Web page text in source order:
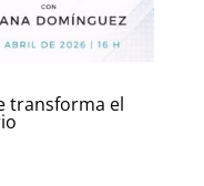
transforma el